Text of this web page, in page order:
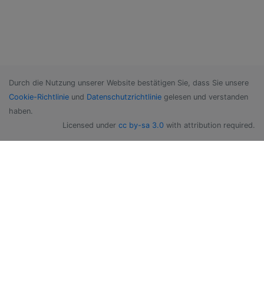
Durch die Nutzung unserer Website bestätigen Sie, dass Sie unsere
Cookie-Richtlinie und Datenschutzrichtlinie gelesen und verstanden
haben.
Licensed under cc by-sa 3.0 with attribution required.